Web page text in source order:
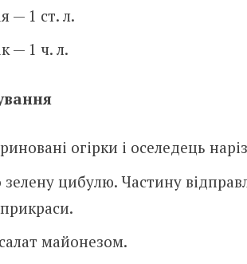
— 1 ст. л.
— 1 ч. л.
огірки і оселедець
цибулю. Частину
майонезом.